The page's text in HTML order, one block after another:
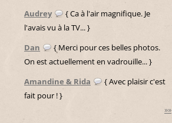
Audrey
{ Ca à l'air magnifique. Je
l'avais vu à la TV... }
Dan
{ Merci pour ces belles photos.
On est actuellement en vadrouille... }
Amandine & Rida
{ Avec plaisir c'est
fait pour ! }
»»